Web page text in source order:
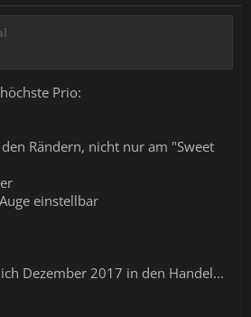
Prio:
Rändern, nicht nur am "Sweet
einstellbar
Dezember 2017 in den Handel...